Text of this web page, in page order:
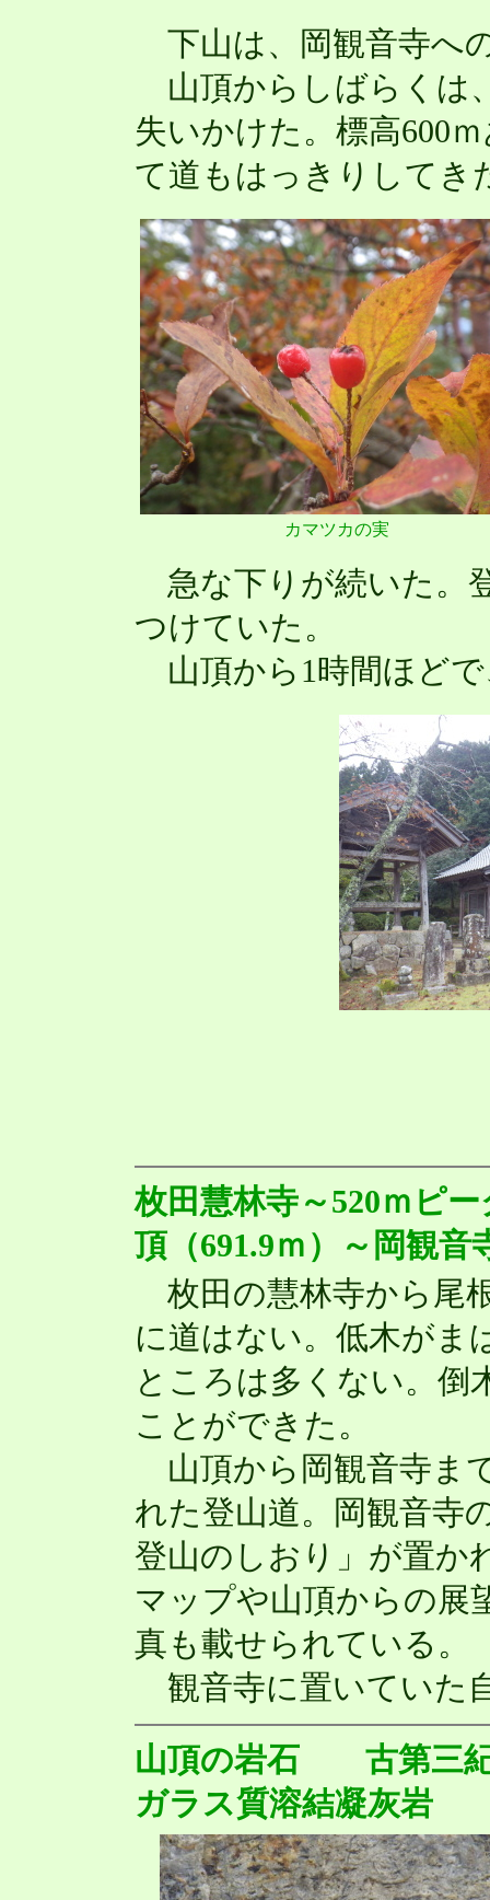
下山は、岡観音寺へ
山頂からしばらくは
失いかけた。標高600
て道もはっきりしてき
カマツカの実
急な下りが続いた。
つけていた。
山頂から1時間ほど
枚田慧林寺～520ｍピ
頂（691.9ｍ）～岡観音
枚田の慧林寺から尾
に道はない。低木がま
ところは多くない。倒
ことができた。
山頂から岡観音寺ま
れた登山道。岡観音寺
登山のしおり」が置か
マップや山頂からの展
真も載せられている。
観音寺に置いていた
山頂の岩石 古第
ガラス質溶結凝灰岩